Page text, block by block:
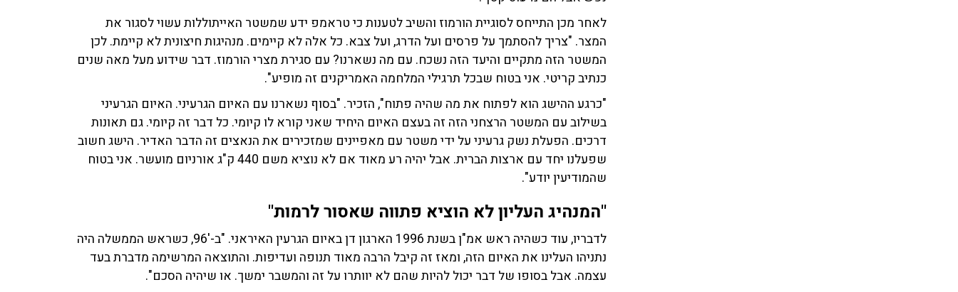
לאחר מכן התייחס לסוגיית הורמוז והשיב לטענות כי טראמפ ידע שמשטר האייתוללות עשוי לסגור את
המצר. "צריך להסתמך על פרסים ועל הדרג, ועל צבא. כל אלה לא קיימים. מנהיגות חיצונית לא קיימת. לכן
המשטר הזה מתקיים והיעד הזה נשכח. עם מה נשארנו? עם סגירת מצרי הורמוז. דבר שידוע מעל מאה שנים
כנתיב קריטי. אני בטוח שבכל תרגילי המלחמה האמריקנים זה מופיע".
"כרגע ההישג הוא לפתוח את מה שהיה פתוח", הזכיר. "בסוף נשארנו עם האיום הגרעיני. האיום הגרעיני
בשילוב עם המשטר הרצחני הזה זה בעצם האיום היחיד שאני קורא לו קיומי. כל דבר זה קיומי. גם תאונות
דרכים. הפעלת נשק גרעיני על ידי משטר עם מאפיינים שמזכירים את הנאצים זה הדבר האדיר. הישג חשוב
שפעלנו יחד עם ארצות הברית. אבל יהיה רע מאוד אם לא נוציא משם 440 ק"ג אורניום מועשר. אני בטוח
שהמודיעין יודע".
"המנהיג העליון לא הוציא פתווה שאסור לרמות"
לדבריו, עוד כשהיה ראש אמ"ן בשנת 1996 הארגון דן באיום הגרעין האיראני. "ב-'96, כשראש הממשלה היה
נתניהו העלינו את האיום הזה, ומאז זה קיבל הרבה מאוד תנופה ועדיפות. והתוצאה המרשימה מדברת בעד
עצמה. אבל בסופו של דבר יכול להיות שהם לא יוותרו על זה והמשבר ימשך. או שיהיה הסכם".